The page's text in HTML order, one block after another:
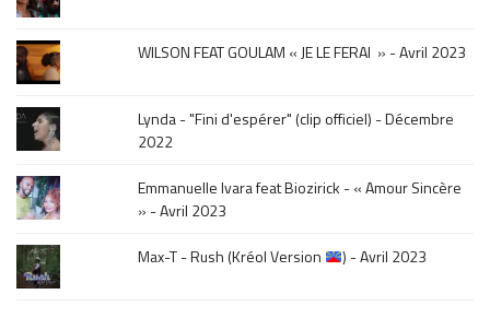
WILSON FEAT GOULAM « JE LE FERAI » - Avril 2023
Lynda - "Fini d'espérer" (clip officiel) - Décembre
2022
Emmanuelle Ivara feat Biozirick - « Amour Sincère
» - Avril 2023
Max-T - Rush (Kréol Version
) - Avril 2023